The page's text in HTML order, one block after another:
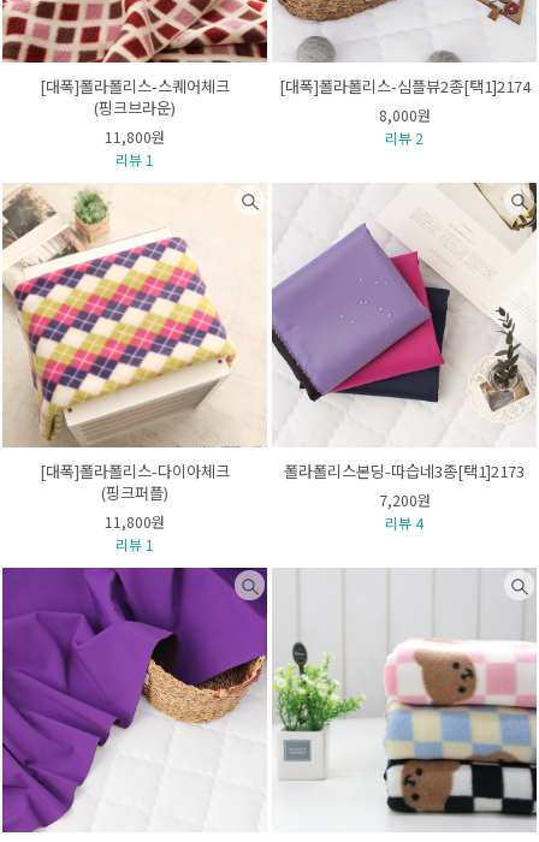
[대폭]폴라폴리스-스퀘어체크
(핑크브라운)
11,800원
리뷰 1
[대폭]폴라폴리스-심플뷰2종[택1]2174
8,000원
리뷰 2
[대폭]폴라폴리스-다이아체크
(핑크퍼플)
11,800원
리뷰 1
폴라폴리스본딩-따습네3종[택1]2173
7,200원
리뷰 4